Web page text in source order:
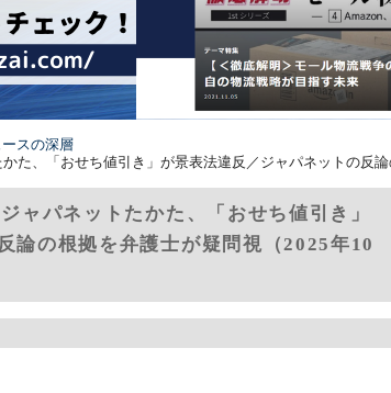
ースの深層
た、「おせち値引き」が景表法違反／ジャパネットの反論
ャパネットたかた、「おせち値引き」
論の根拠を弁護士が疑問視（2025年10